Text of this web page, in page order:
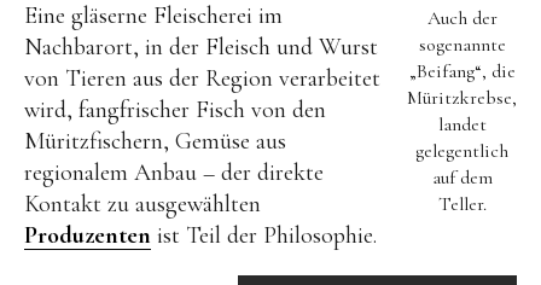
Führungen
Hochzeiten & Trauungen
Tagungen & Seminare
Weihnachtsfeiern
Kontakt
Auch der
sogenannte
„Beifang“, die
Müritzkrebse,
landet
gelegentlich
auf dem
Teller.
Eine gläserne Fleischerei im
Nachbarort, in der Fleisch und Wurst
von Tieren aus der Region verarbeitet
wird, fangfrischer Fisch von den
Müritzfischern, Gemüse aus
regionalem Anbau – der direkte
Kontakt zu ausgewählten
Produzenten ist Teil der Philosophie.